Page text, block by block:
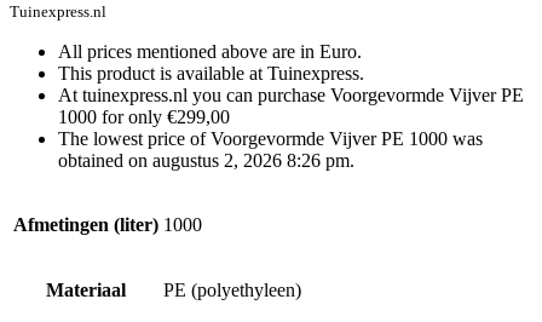
Tuinexpress.nl
All prices mentioned above are in Euro.
This product is available at Tuinexpress.
At tuinexpress.nl you can purchase Voorgevormde Vijver PE
1000 for only €299,00
The lowest price of Voorgevormde Vijver PE 1000 was
obtained on augustus 2, 2026 8:26 pm.
Afmetingen (liter) 1000
Materiaal PE (polyethyleen)